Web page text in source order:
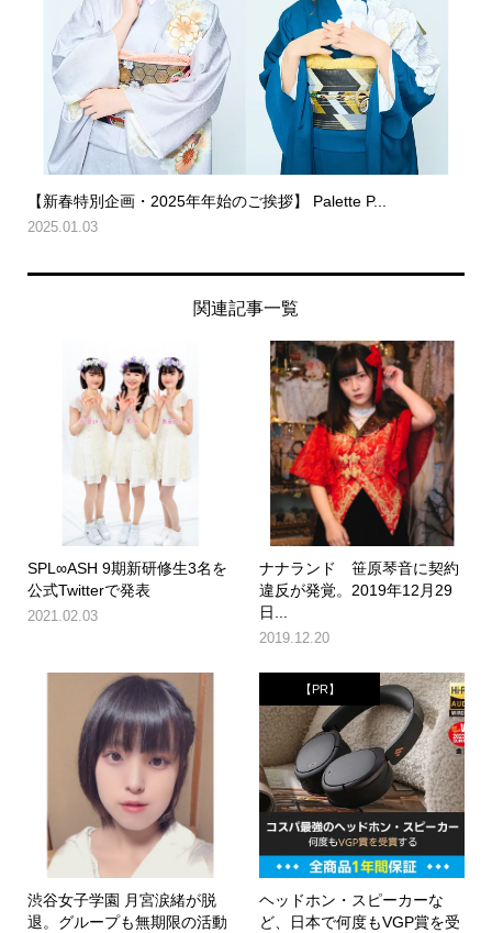
【新春特別企画・2025年年始のご挨拶】 Palette P...
2025.01.03
関連記事一覧
SPL∞ASH 9期新研修生3名を
公式Twitterで発表
2021.02.03
ナナランド 笹原琴音に契約
違反が発覚。2019年12月29
日...
2019.12.20
渋谷女子学園 月宮涙緒が脱
退。グループも無期限の活動
【PR】
ヘッドホン・スピーカーな
ど、日本で何度もVGP賞を受